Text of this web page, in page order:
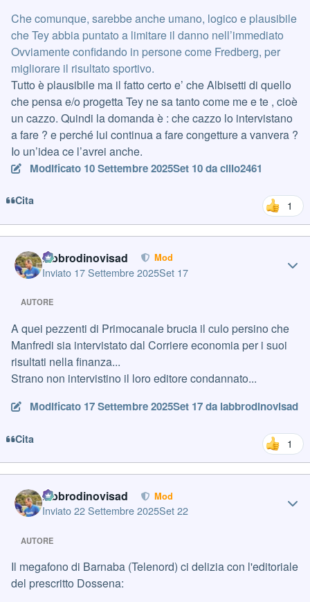
Che comunque, sarebbe anche umano, logico e plausibile
che Tey abbia puntato a limitare il danno nell’immediato
Ovviamente confidando in persone come Fredberg, per
migliorare il risultato sportivo.
Tutto è plausibile ma il fatto certo e’ che Albisetti di quello
che pensa e/o progetta Tey ne sa tanto come me e te , cioè
un cazzo. Quindi la domanda è : che cazzo lo intervistano
a fare ? e perché lui continua a fare congetture a vanvera ?
Io un’idea ce l’avrei anche.
Modificato 10 Settembre 2025Set 10da cillo2461
Cita 1
labbrodinovisad Mod
Inviato 17 Settembre 2025Set 17
AUTORE
A quei pezzenti di Primocanale brucia il culo persino che
Manfredi sia intervistato dal Corriere economia per i suoi
risultati nella finanza...
Strano non intervistino il loro editore condannato...
Modificato 17 Settembre 2025Set 17da labbrodinovisad
Cita 1
labbrodinovisad Mod
Inviato22 Settembre 2025Set 22
AUTORE
Il megafono di Barnaba (Telenord) ci delizia con l'editoriale
del prescritto Dossena: